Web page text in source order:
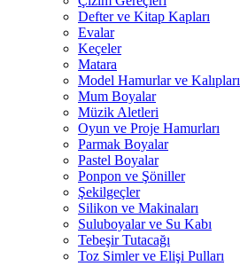
Defter ve Kitap Kapları
Evalar
Keçeler
Matara
Model Hamurlar ve Kalıpları
Mum Boyalar
Müzik Aletleri
Oyun ve Proje Hamurları
Parmak Boyalar
Pastel Boyalar
Ponpon ve Şöniller
Şekilgeçler
Silikon ve Makinaları
Suluboyalar ve Su Kabı
Tebeşir Tutacağı
Toz Simler ve Elişi Pulları